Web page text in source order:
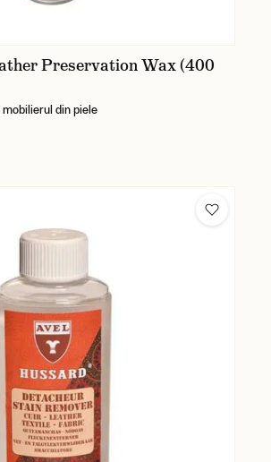
Preservation Wax (400
din piele